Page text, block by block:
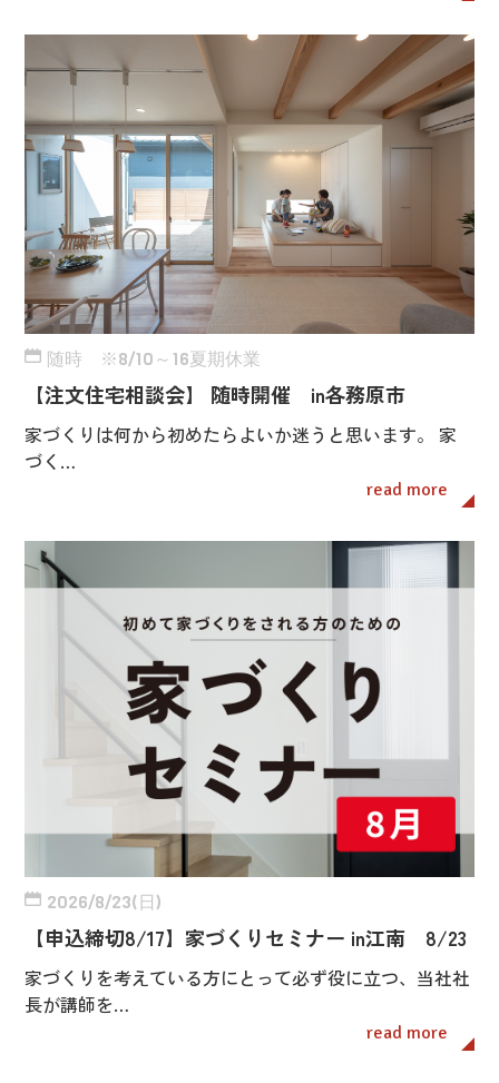
随時 ※8/10～16夏期休業
【注文住宅相談会】 随時開催 in各務原市
家づくりは何から初めたらよいか迷うと思います。 家
づく…
read more
2026/8/23(日)
【申込締切8/17】家づくりセミナー in江南 8/23
家づくりを考えている方にとって必ず役に立つ、当社社
長が講師を…
read more